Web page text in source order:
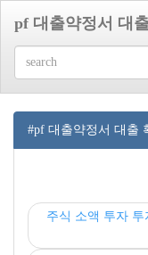
pf 대출약정서 대
#pf 대출약정서 대출
주식 소액 투자